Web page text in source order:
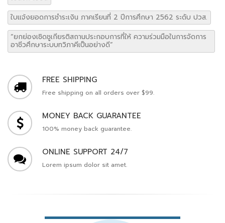
“ยกย่องเชิดชูเกียรติสถานประกอบการที่ให้ ความร่วมมือในการจัดการ
อาชีวศึกษาระบบทวิภาคีเป็นอย่างดี”
FREE SHIPPING
MONEY BACK GUARANTEE
ONLINE SUPPORT 24/7